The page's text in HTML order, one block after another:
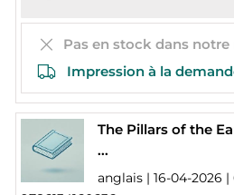
Pas en stock dans notre
Impression à la
The Pillars of the
...
anglais | 16-04-2026